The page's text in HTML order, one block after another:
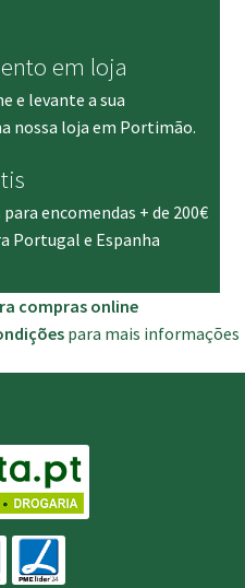
em loja
e levante a sua
nossa loja em Portimão.
encomendas + de 200€
Portugal e Espanha
compras online
para mais informações